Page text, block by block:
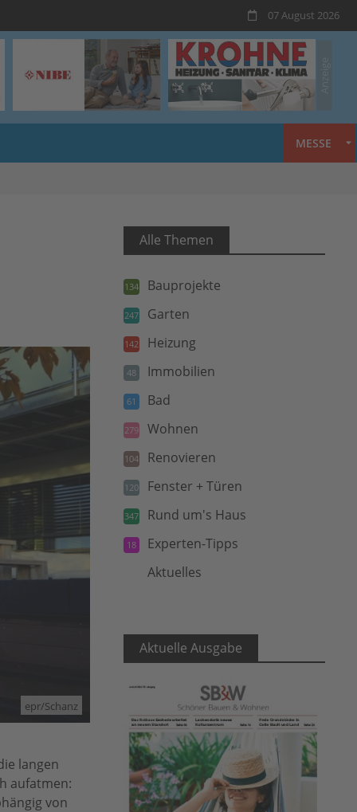
07 August 2026
MESSE
epr/Schanz
langen
aufatmen:
von
Alle Themen
134 Bauprojekte
247 Garten
142 Heizung
48 Immobilien
61 Bad
279 Wohnen
104 Renovieren
120 Fenster + Türen
347 Rund um's Haus
18 Experten-Tipps
Aktuelles
Aktuelle Ausgabe